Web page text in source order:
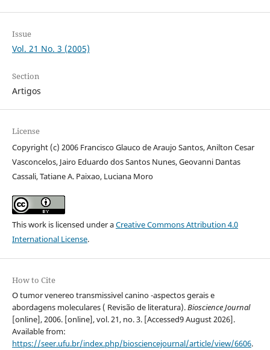
Issue
Vol. 21 No. 3 (2005)
Section
Artigos
License
Copyright (c) 2006 Francisco Glauco de Araujo Santos, Anilton Cesar
Vasconcelos, Jairo Eduardo dos Santos Nunes, Geovanni Dantas
Cassali, Tatiane A. Paixao, Luciana Moro
This work is licensed under aCreative Commons Attribution 4.0
International License.
How to Cite
O tumor venereo transmissivel canino -aspectos gerais e
abordagens moleculares ( Revisão de literatura).Bioscience Journal
[online], 2006. [online], vol. 21, no. 3. [Accessed9 August 2026].
Available from:
https://seer.ufu.br/index.php/biosciencejournal/article/view/6606.